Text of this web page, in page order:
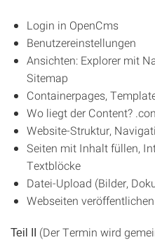
Login in OpenCms
Benutzereinstellungen
Ansichten: Explorer mit
Sitemap
Containerpages,
Wo liegt der Content?
Website-Struktur,
Seiten mit Inhalt füllen,
Textblöcke
Datei-Upload (Bilder,
Webseiten veröffentlichen
Teil II (Der Termin wird